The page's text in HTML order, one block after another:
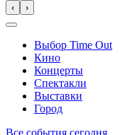
‹ ›
Выбор Time Out
Кино
Концерты
Спектакли
Выставки
Город
Все события сегодня